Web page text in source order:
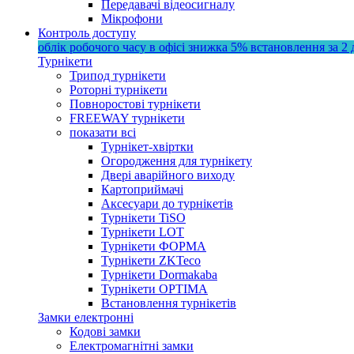
Передавачі відеосигналу
Мікрофони
Контроль доступу
облік робочого часу в офісі знижка 5% встановлення за 2
Турнікети
Трипод турнікети
Роторні турнікети
Повноростові турнікети
FREEWAY турнікети
показати всі
Турнікет-хвіртки
Огородження для турнікету
Двері аварійного виходу
Картоприймачі
Аксесуари до турнікетів
Турнікети TiSO
Турнікети LOT
Турнікети ФОРМА
Турнікети ZKTeco
Турнікети Dormakaba
Турнікети OPTIMA
Встановлення турнікетів
Замки електронні
Кодові замки
Електромагнітні замки